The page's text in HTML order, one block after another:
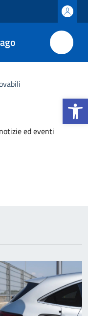
Apri la
ed eventi